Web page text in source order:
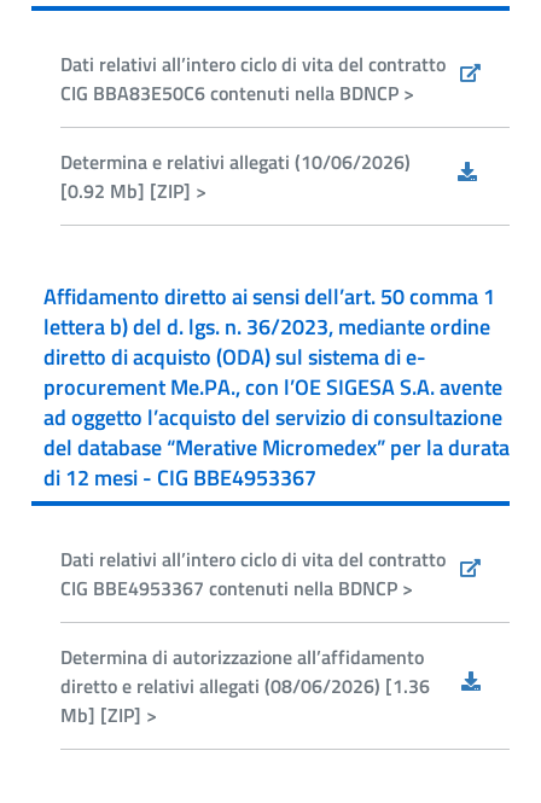
Dati relativi all’intero ciclo di vita del contratto
CIG BBA83E50C6 contenuti nella BDNCP >
Determina e relativi allegati (10/06/2026)
[0.92 Mb] [ZIP] >
Affidamento diretto ai sensi dell’art. 50 comma 1
lettera b) del d. lgs. n. 36/2023, mediante ordine
diretto di acquisto (ODA) sul sistema di e-
procurement Me.PA., con l’OE SIGESA S.A. avente
ad oggetto l’acquisto del servizio di consultazione
del database “Merative Micromedex” per la durata
di 12 mesi - CIG BBE4953367
Dati relativi all’intero ciclo di vita del contratto
CIG BBE4953367 contenuti nella BDNCP >
Determina di autorizzazione all’affidamento
diretto e relativi allegati (08/06/2026) [1.36
Mb] [ZIP] >